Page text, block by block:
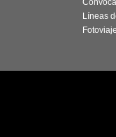
Líneas